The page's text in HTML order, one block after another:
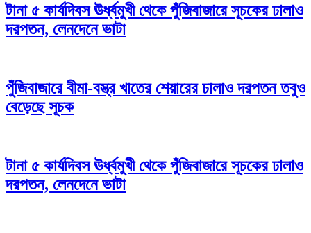
টানা ৫ কার্যদিবস ঊর্ধ্বমুখী থেকে পুঁজিবাজারে সূচকের ঢালাও
দরপতন, লেনদেনে ভাটা
পুঁজিবাজারে বীমা-বস্ত্র খাতের শেয়ারের ঢালাও দরপতন তবুও
বেড়েছে সূচক
টানা ৫ কার্যদিবস ঊর্ধ্বমুখী থেকে পুঁজিবাজারে সূচকের ঢালাও
দরপতন, লেনদেনে ভাটা